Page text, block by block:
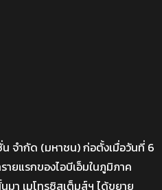
จำกัด (มหาชน) ก่อตั้งเมื่อวันที่ 6
ายแรกของไอบีเอ็มในภูมิภาค
มา เมโทรซิสเต็มส์ฯ ได้ขยาย